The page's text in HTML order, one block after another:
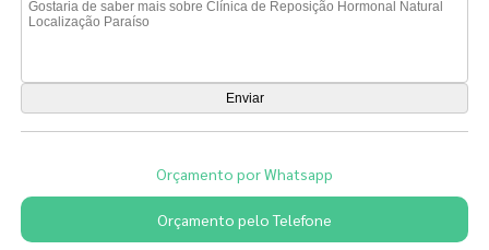
Orçamento por Whatsapp
Orçamento pelo Telefone